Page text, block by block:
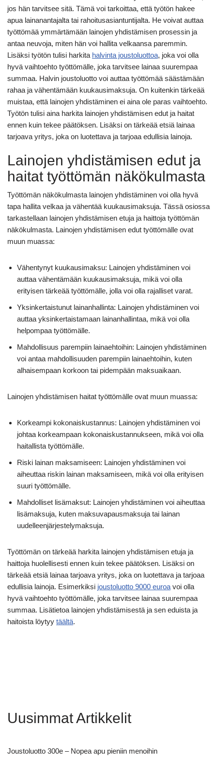
jos hän tarvitsee sitä. Tämä voi tarkoittaa, että työtön hakee
apua lainanantajalta tai rahoitusasiantuntijalta. He voivat auttaa
työttömää ymmärtämään lainojen yhdistämisen prosessin ja
antaa neuvoja, miten hän voi hallita velkaansa paremmin.
Lisäksi työtön tulisi harkita halvinta joustoluottoa, joka voi olla
hyvä vaihtoehto työttömälle, joka tarvitsee lainaa suurempaa
summaa. Halvin joustoluotto voi auttaa työttömää säästämään
rahaa ja vähentämään kuukausimaksuja. On kuitenkin tärkeää
muistaa, että lainojen yhdistäminen ei aina ole paras vaihtoehto.
Työtön tulisi aina harkita lainojen yhdistämisen edut ja haitat
ennen kuin tekee päätöksen. Lisäksi on tärkeää etsiä lainaa
tarjoava yritys, joka on luotettava ja tarjoaa edullisia lainoja.
Lainojen yhdistämisen edut ja
haitat työttömän näkökulmasta
Työttömän näkökulmasta lainojen yhdistäminen voi olla hyvä
tapa hallita velkaa ja vähentää kuukausimaksuja. Tässä osiossa
tarkastellaan lainojen yhdistämisen etuja ja haittoja työttömän
näkökulmasta. Lainojen yhdistämisen edut työttömälle ovat
muun muassa:
Vähentynyt kuukausimaksu: Lainojen yhdistäminen voi
auttaa vähentämään kuukausimaksuja, mikä voi olla
erityisen tärkeää työttömälle, jolla voi olla rajalliset varat.
Yksinkertaistunut lainanhallinta: Lainojen yhdistäminen voi
auttaa yksinkertaistamaan lainanhallintaa, mikä voi olla
helpompaa työttömälle.
Mahdollisuus parempiin lainaehtoihin: Lainojen yhdistäminen
voi antaa mahdollisuuden parempiin lainaehtoihin, kuten
alhaisempaan korkoon tai pidempään maksuaikaan.
Lainojen yhdistämisen haitat työttömälle ovat muun muassa:
Korkeampi kokonaiskustannus: Lainojen yhdistäminen voi
johtaa korkeampaan kokonaiskustannukseen, mikä voi olla
haitallista työttömälle.
Riski lainan maksamiseen: Lainojen yhdistäminen voi
aiheuttaa riskin lainan maksamiseen, mikä voi olla erityisen
suuri työttömälle.
Mahdolliset lisämaksut: Lainojen yhdistäminen voi aiheuttaa
lisämaksuja, kuten maksuvapausmaksuja tai lainan
uudelleenjärjestelymaksuja.
Työttömän on tärkeää harkita lainojen yhdistämisen etuja ja
haittoja huolellisesti ennen kuin tekee päätöksen. Lisäksi on
tärkeää etsiä lainaa tarjoava yritys, joka on luotettava ja tarjoaa
edullisia lainoja. Esimerkiksi joustoluotto 9000 euroa voi olla
hyvä vaihtoehto työttömälle, joka tarvitsee lainaa suurempaa
summaa. Lisätietoa lainojen yhdistämisestä ja sen eduista ja
haitoista löytyy täältä.
Uusimmat Artikkelit
Joustoluotto 300e – Nopea apu pieniin menoihin